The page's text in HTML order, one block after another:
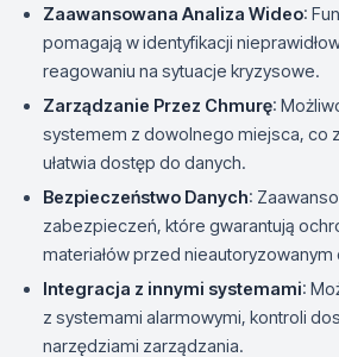
Zaawansowana Analiza Wideo:
pomagają w identyfikacji
reagowaniu na sytuacje kryzysowe.
Zarządzanie Przez Chmurę:
systemem z dowolnego miejsca, co
ułatwia dostęp do danych.
Bezpieczeństwo Danych:
zabezpieczeń, które gwarantują
materiałów przed
Integracja z innymi systemami:
z systemami alarmowymi, kontroli
narzędziami zarządzania.